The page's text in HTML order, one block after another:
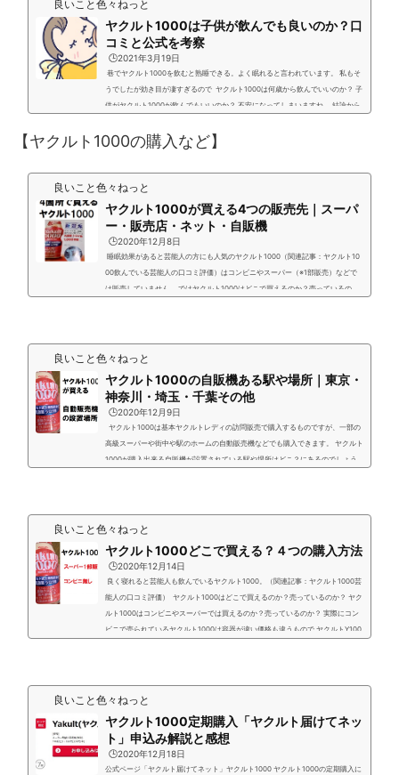
良いこと色々ねっと
ヤクルト1000は子供が飲んでも良いのか？口
コミと公式を考察
🕒️2021年3月19日
巷でヤクルト1000を飲むと熟睡できる。よく眠れると言われています。 私もそ
うでしたが効き目が凄すぎるので ヤクルト1000は何歳から飲んでいいのか？ 子
供がヤクルト1000が飲んでもいいのか？ 不安になってしまいますね。 結論から
子供対象ではないけれども、飲ませても構わない」 とあります。 また多くのTwi
tterでも子供に飲ませているツイートもあります。 公式サイトの見解や巷のツイ
【ヤクルト1000の購入など】
良いこと色々ねっと
ヤクルト1000が買える4つの販売先｜スーパ
ー・販売店・ネット・自販機
🕒️2020年12月8日
睡眠効果があると芸能人の方にも人気のヤクルト1000（関連記事：ヤクルト10
00飲んでいる芸能人の口コミ評価）はコンビニやスーパー（※1部販売）などで
は販売していません。 ではヤクルト1000はどこで買えるのか？売っているの
一切せず必ず定価販売になっています。 また最近では...
良いこと色々ねっと
ヤクルト1000の自販機ある駅や場所｜東京・
神奈川・埼玉・千葉その他
🕒️2020年12月9日
ヤクルト1000は基本ヤクルトレディの訪問販売で購入するものですが、一部の
高級スーパーや街中や駅のホームの自動販売機などでも購入できます。 ヤクルト
1000が購入出来る自販機が設置されている駅や場所はどこ？にあるのでしょう
事内に記載してあります。 ま...
良いこと色々ねっと
ヤクルト1000どこで買える？４つの購入方法
🕒️2020年12月14日
良く寝れると芸能人も飲んでいるヤクルト1000。（関連記事：ヤクルト1000芸
能人の口コミ評価） ヤクルト1000はどこで買えるのか？売っているのか？ ヤク
ルト1000はコンビニやスーパーでは買えるのか？売っているのか？ 実際にコン
ビニで売られているヤクルト1000は容器が違い価格も違うもので ヤクルトY100
良いこと色々ねっと
ヤクルト1000定期購入「ヤクルト届けてネッ
ト」申込み解説と感想
🕒️2020年12月18日
公式ページ「ヤクルト届けてネット」ヤクルト1000 ヤクルト1000の定期購入に